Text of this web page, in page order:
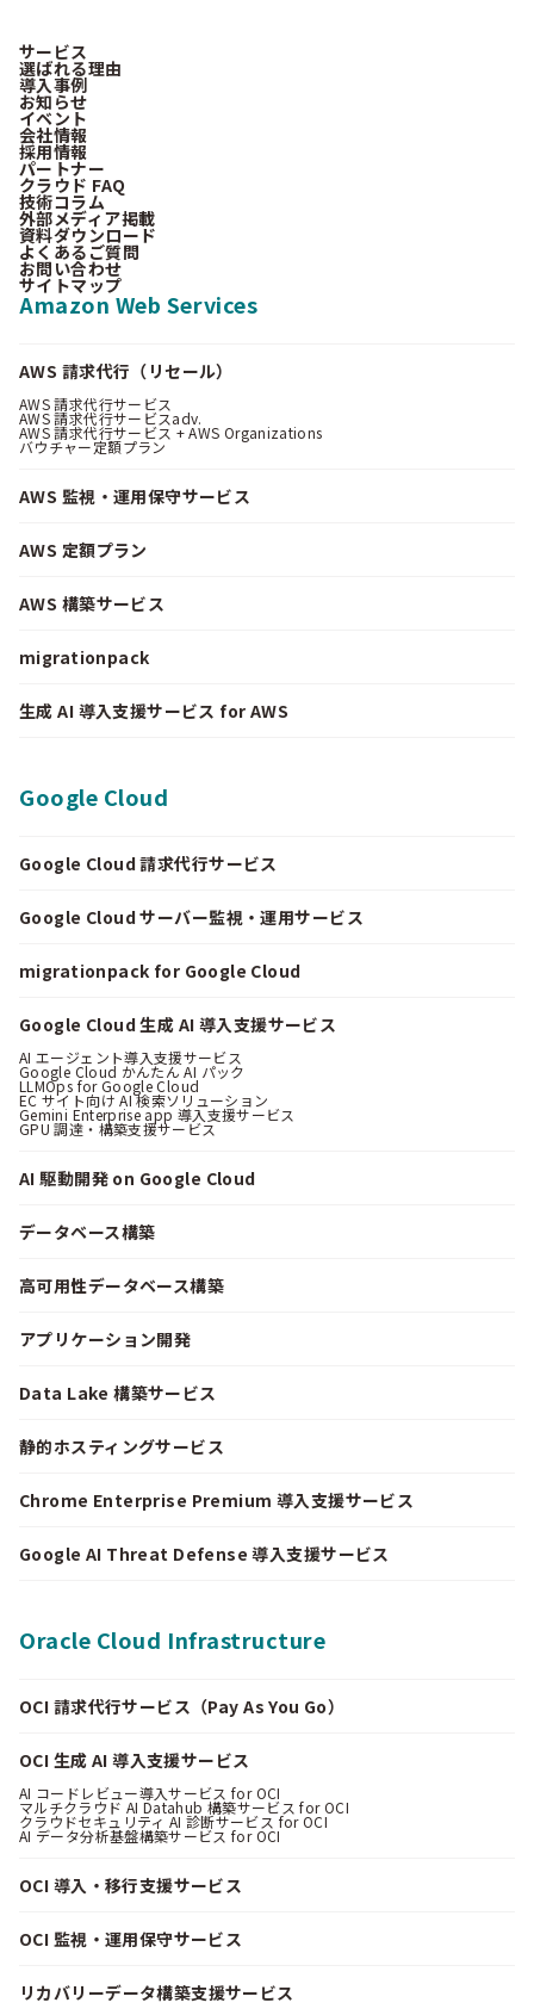
サービス
選ばれる理由
導入事例
お知らせ
イベント
会社情報
採用情報
パートナー
クラウド FAQ
技術コラム
外部メディア掲載
資料ダウンロード
よくあるご質問
お問い合わせ
サイトマップ
Amazon Web Services
AWS 請求代行（リセール）
AWS 請求代行サービス
AWS 請求代行サービスadv.
AWS 請求代行サービス + AWS Organizations
バウチャー定額プラン
AWS 監視・運用保守サービス
AWS 定額プラン
AWS 構築サービス
migrationpack
生成 AI 導入支援サービス for AWS
Google Cloud
Google Cloud 請求代行サービス
Google Cloud サーバー監視・運用サービス
migrationpack for Google Cloud
Google Cloud 生成 AI 導入支援サービス
AI エージェント導入支援サービス
Google Cloud かんたん AI パック
LLMOps for Google Cloud
EC サイト向け AI 検索ソリューション
Gemini Enterprise app 導入支援サービス
GPU 調達・構築支援サービス
AI 駆動開発 on Google Cloud
データベース構築
高可用性データベース構築
アプリケーション開発
Data Lake 構築サービス
静的ホスティングサービス
Chrome Enterprise Premium 導入支援サービス
Google AI Threat Defense 導入支援サービス
Oracle Cloud Infrastructure
OCI 請求代行サービス（Pay As You Go）
OCI 生成 AI 導入支援サービス
AI コードレビュー導入サービス for OCI
マルチクラウド AI Datahub 構築サービス for OCI
クラウドセキュリティ AI 診断サービス for OCI
AI データ分析基盤構築サービス for OCI
OCI 導入・移行支援サービス
OCI 監視・運用保守サービス
リカバリーデータ構築支援サービス